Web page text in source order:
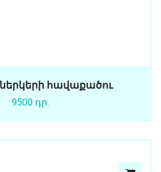
հավաքածու
9500 դր.